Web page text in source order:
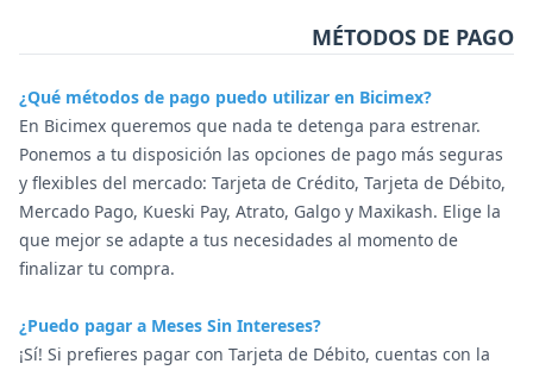
MÉTODOS DE PAGO
¿Qué métodos de pago puedo utilizar en Bicimex?
En Bicimex queremos que nada te detenga para estrenar.
Ponemos a tu disposición las opciones de pago más seguras
y flexibles del mercado: Tarjeta de Crédito, Tarjeta de Débito,
Mercado Pago, Kueski Pay, Atrato, Galgo y Maxikash. Elige la
que mejor se adapte a tus necesidades al momento de
finalizar tu compra.
¿Puedo pagar a Meses Sin Intereses?
¡Sí! Si prefieres pagar con Tarjeta de Débito, cuentas con la